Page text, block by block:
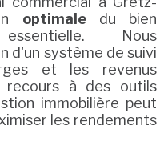
optimaledu bien
Nous
d'un système de suivi
et les revenus
recours à des outils
immobilière peut
les rendements